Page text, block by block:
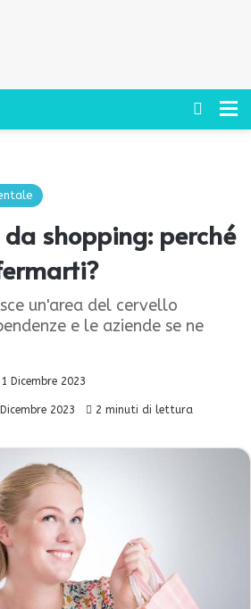
Cerca
shopping: perché
un'area del cervello
e le aziende se ne
1 Dicembre 2023
2023 2 minuti di lettura